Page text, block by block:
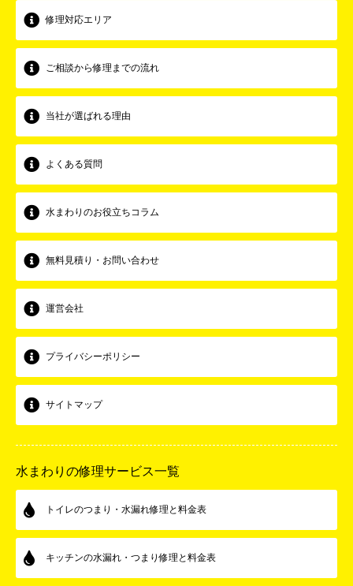
修理対応エリア
ご相談から修理までの流れ
当社が選ばれる理由
よくある質問
水まわりのお役立ちコラム
無料見積り・お問い合わせ
運営会社
プライバシーポリシー
サイトマップ
水まわりの修理サービス一覧
トイレのつまり・水漏れ修理と料金表
キッチンの水漏れ・つまり修理と料金表